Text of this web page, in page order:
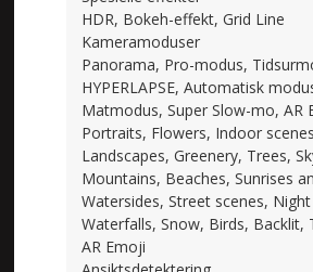
HDR, Bokeh-effekt, Grid Line
Kameramoduser
Panorama, Pro-modus,
HYPERLAPSE, Automatisk
Matmodus, Super Slow-mo, AR
Portraits, Flowers, Indoor
Landscapes, Greenery, Trees,
Mountains, Beaches, Sunrises
Watersides, Street scenes,
Waterfalls, Snow, Birds, Backlit,
AR Emoji